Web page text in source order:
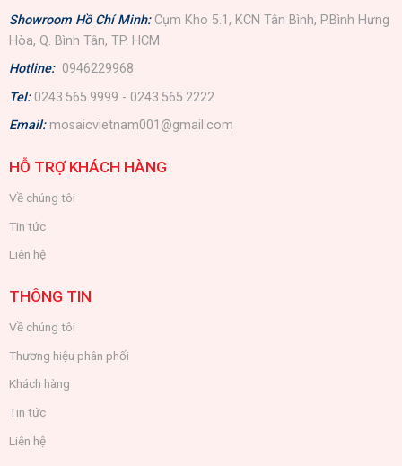
Showroom Hồ Chí Minh: Cụm Kho 5.1, KCN Tân Bình, P.Bình Hưng
Hòa, Q. Bình Tân, TP. HCM
Hotline: 0946229968
Tel: 0243.565.9999 - 0243.565.2222
Email: mosaicvietnam001@gmail.com
HỖ TRỢ KHÁCH HÀNG
Về chúng tôi
Tin tức
Liên hệ
THÔNG TIN
Về chúng tôi
Thương hiệu phân phối
Khách hàng
Tin tức
Liên hệ